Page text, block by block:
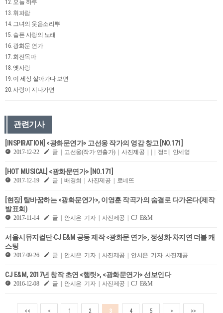
12. 오늘 하루
13. 휘파람
14. 그녀의 웃음소리뿌
15. 슬픈 사랑의 노래
16. 광화문 연가
17. 회전목마
18. 옛사랑
19. 이 세상 살아가다 보면
20. 사랑이 지나가면
관련기사
[INSPIRATION] <광화문연가> 고선웅 작가의 영감 창고 [NO.171]
2017-12-22 글 | 고선웅(작가·연출가) | 사진제공 | | | 정리| 안세영
[HOT MUSICAL] <광화문연가> [NO.171]
2017-12-19 글 | 배경희 | 사진제공 | 로네뜨
[현장] 탈바꿈하는 <광화문연가>, 이영훈 작곡가의 숨결로 다가온다(제작
발표회)
2017-11-14 글 | 안시은 기자 | 사진제공 | CJ E&M
서울시뮤지컬단·CJ E&M 공동 제작 <광화문 연가>, 정성화·차지연 더블 캐
스팅
2017-09-26 글 | 안시은 기자 | 사진제공 | 안시은 기자 사진제공
CJ E&M, 2017년 창작 초연 <햄릿>, <광화문연가> 선보인다
2016-12-08 글 | 안시은 기자 | 사진제공 | CJ E&M
<< < 1 2 3 4 5 > >>